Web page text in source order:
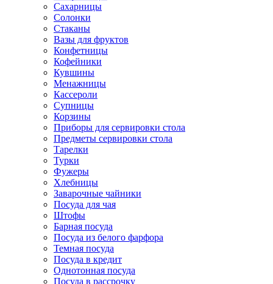
Сахарницы
Солонки
Стаканы
Вазы для фруктов
Конфетницы
Кофейники
Кувшины
Менажницы
Кассероли
Супницы
Корзины
Приборы для сервировки стола
Предметы сервировки стола
Тарелки
Турки
Фужеры
Хлебницы
Заварочные чайники
Посуда для чая
Штофы
Барная посуда
Посуда из белого фарфора
Темная посуда
Посуда в кредит
Однотонная посуда
Посуда в рассрочку